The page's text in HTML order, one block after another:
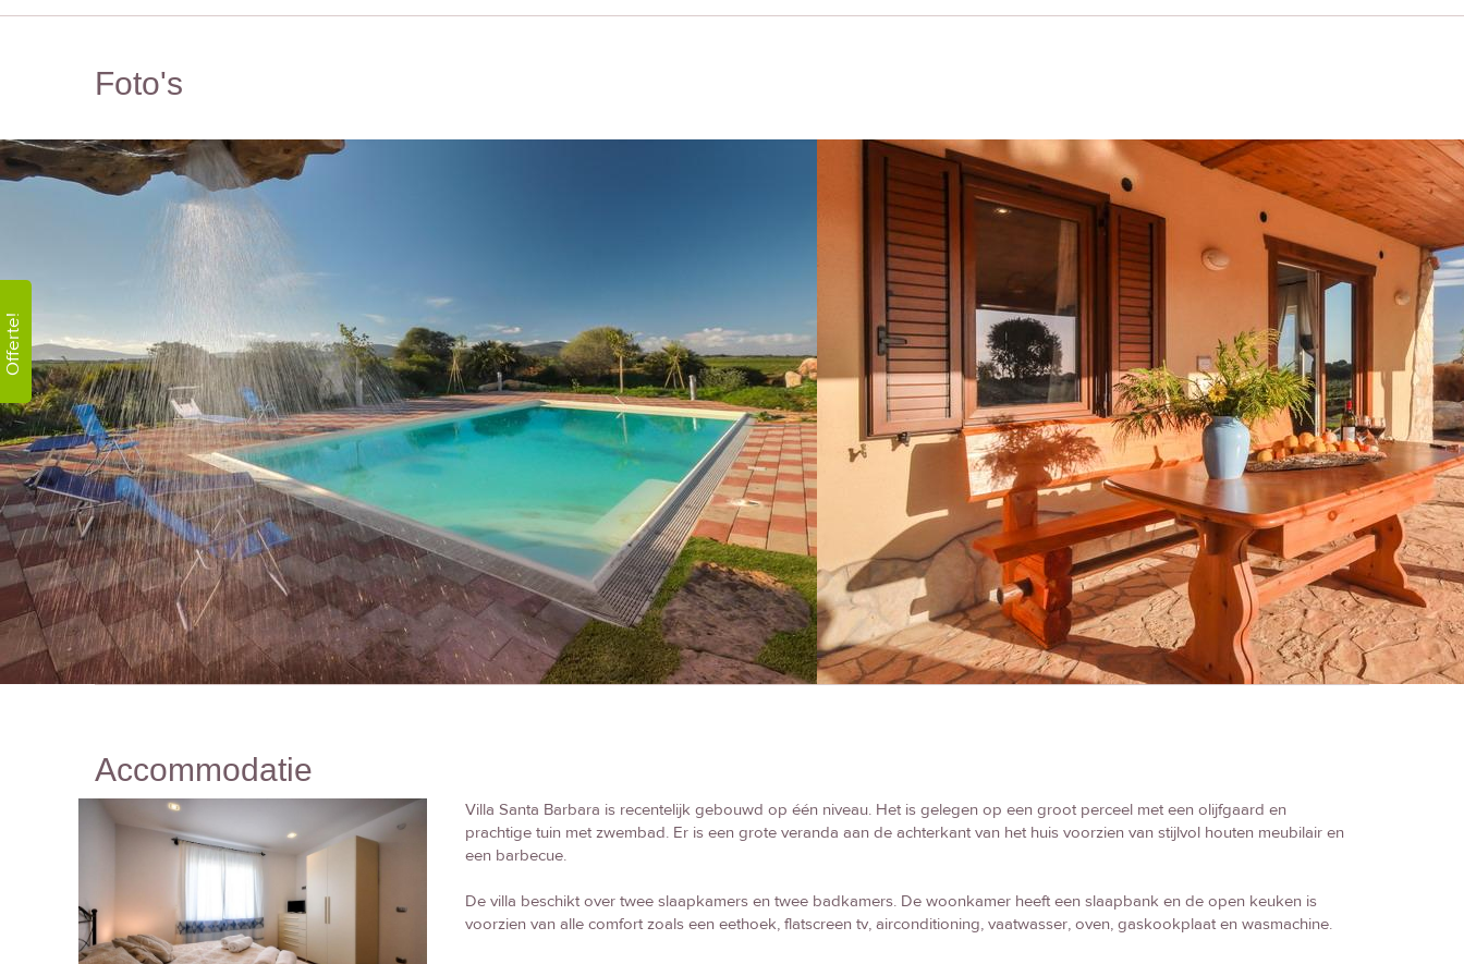
Offerte!
Foto's
Accommodatie
Villa Santa Barbara is recentelijk gebouwd op één niveau. Het is gelegen op een groot perceel met een olijfgaard en
prachtige tuin met zwembad. Er is een grote veranda aan de achterkant van het huis voorzien van stijlvol houten meubilair en
een barbecue.
De villa beschikt over twee slaapkamers en twee badkamers. De woonkamer heeft een slaapbank en de open keuken is
voorzien van alle comfort zoals een eethoek, flatscreen tv, airconditioning, vaatwasser, oven, gaskookplaat en wasmachine.